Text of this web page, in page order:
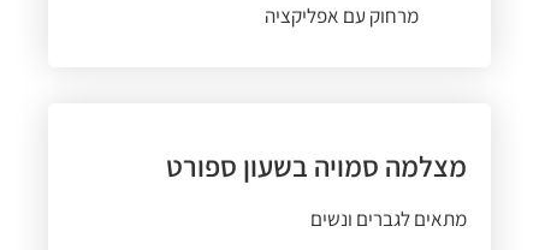
מרחוק עם אפליקציה
מצלמה סמויה בשעון ספורט
מתאים לגברים ונשים